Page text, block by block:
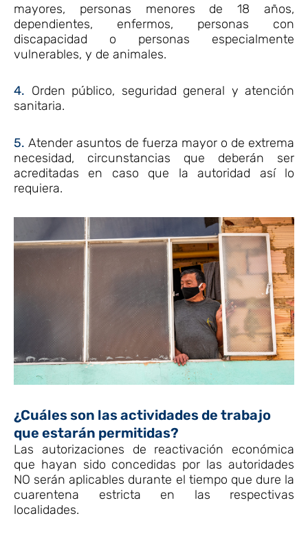
mayores, personas menores de 18 años,
dependientes, enfermos, personas con
discapacidad o personas especialmente
vulnerables, y de animales.
4. Orden público, seguridad general y atención
sanitaria.
5. Atender asuntos de fuerza mayor o de extrema
necesidad, circunstancias que deberán ser
acreditadas en caso que la autoridad así lo
requiera.
¿Cuáles son las actividades de trabajo
que estarán permitidas?
Las autorizaciones de reactivación económica
que hayan sido concedidas por las autoridades
NO serán aplicables durante el tiempo que dure la
cuarentena estricta en las respectivas
localidades.